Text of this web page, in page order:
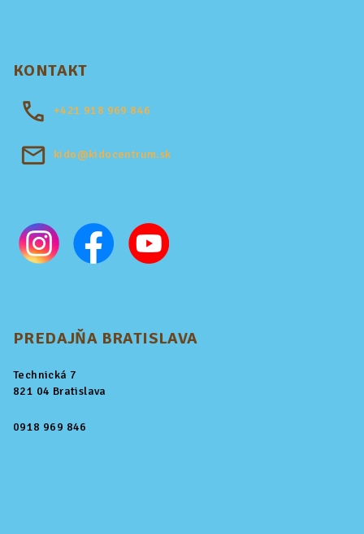
KONTAKT
+421 918 969 846
kido@kidocentrum.sk
PREDAJŇA BRATISLAVA
Technická 7
821 04 Bratislava
0918 969 846